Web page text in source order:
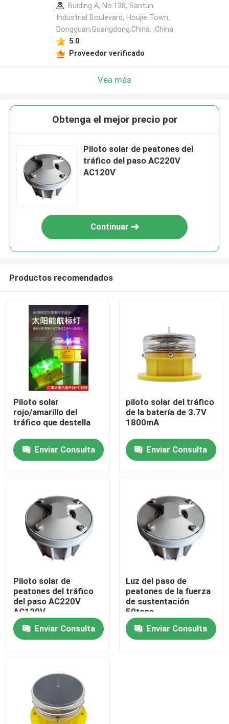
Hogar
Productos
Viaje de la fábrica
Control de calidad
Éntrenos en contacto con
Pida una cita
Luz de obstrucción accionada solar
Luz de obstrucción de los aviones
Buiding A, No.138, Santun
Industrial Boulevard, Houjie Town,
Dongguan,Guangdong,China. ,China
5.0
Proveedor verificado
Vea más
Obtenga el mejor precio por
Piloto solar de peatones del
tráfico del paso AC220V
AC120V
Continuar
Productos recomendados
Piloto solar
rojo/amarillo del
tráfico que destella
Enviar Consulta
piloto solar del tráfico
de la batería de 3.7V
1800mA
Enviar Consulta
Piloto solar de
peatones del tráfico
del paso AC220V
AC120V
Enviar Consulta
Luz del paso de
peatones de la fuerza
de sustentación
50tons
Enviar Consulta